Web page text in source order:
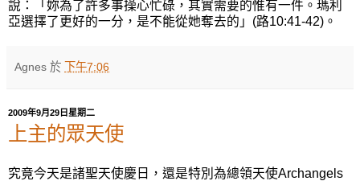
說：「妳為了許多事操心忙碌，其實需要的惟有一件。瑪利
亞選擇了更好的一分，是不能從她奪去的」(路10:41-42)。
Agnes 於 下午7:06
2009年9月29日星期二
上主的眾天使
究竟今天是諸聖天使慶日，還是特別為總領天使Archangels